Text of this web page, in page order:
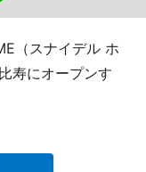
（スナイデル ホ
寿にオープンす